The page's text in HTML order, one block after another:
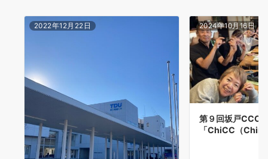
2022年12月22日 2024年10月16日
第９回坂戸CCC
「ChiCC（